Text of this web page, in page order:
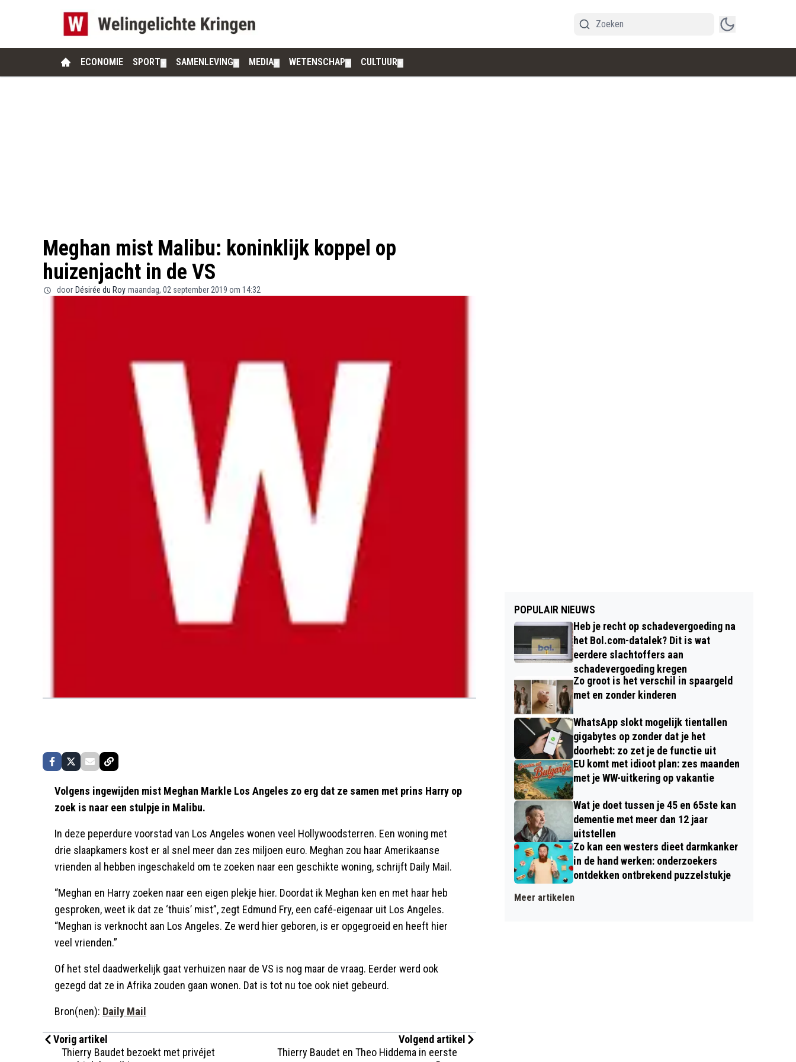
ECONOMIE SPORT SAMENLEVING MEDIA WETENSCHAP CULTUUR
Meghan mist Malibu: koninklijk koppel op
huizenjacht in de VS
door Désirée du Roy maandag, 02 september 2019 om 14:32
Volgens ingewijden mist Meghan Markle Los Angeles zo erg dat ze samen met prins Harry op
zoek is naar een stulpje in Malibu.
In deze peperdure voorstad van Los Angeles wonen veel Hollywoodsterren. Een woning met
drie slaapkamers kost er al snel meer dan zes miljoen euro. Meghan zou haar Amerikaanse
vrienden al hebben ingeschakeld om te zoeken naar een geschikte woning, schrijft Daily Mail.
“Meghan en Harry zoeken naar een eigen plekje hier. Doordat ik Meghan ken en met haar heb
gesproken, weet ik dat ze ‘thuis’ mist”, zegt Edmund Fry, een café-eigenaar uit Los Angeles.
“Meghan is verknocht aan Los Angeles. Ze werd hier geboren, is er opgegroeid en heeft hier
veel vrienden.”
Of het stel daadwerkelijk gaat verhuizen naar de VS is nog maar de vraag. Eerder werd ook
gezegd dat ze in Afrika zouden gaan wonen. Dat is tot nu toe ook niet gebeurd.
Bron(nen): Daily Mail
Vorig artikel
Thierry Baudet bezoekt met privéjet
Volgend artikel
Thierry Baudet en Theo Hiddema in eerste
POPULAIR NIEUWS
Heb je recht op schadevergoeding na
het Bol.com-datalek? Dit is wat
eerdere slachtoffers aan
schadevergoeding kregen
Zo groot is het verschil in spaargeld
met en zonder kinderen
WhatsApp slokt mogelijk tientallen
gigabytes op zonder dat je het
doorhebt: zo zet je de functie uit
EU komt met idioot plan: zes maanden
met je WW-uitkering op vakantie
Wat je doet tussen je 45 en 65ste kan
dementie met meer dan 12 jaar
uitstellen
Zo kan een westers dieet darmkanker
in de hand werken: onderzoekers
ontdekken ontbrekend puzzelstukje
Meer artikelen